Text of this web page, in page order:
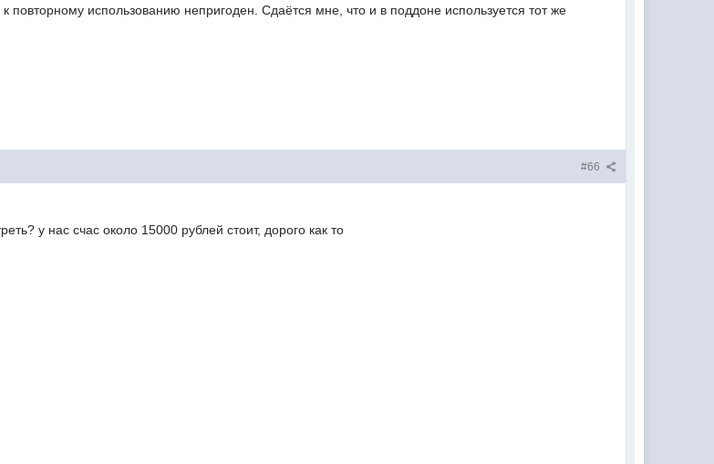
повторному использованию непригоден. Сдаётся мне, что и в поддоне используется тот же
#66
у нас счас около 15000 рублей стоит, дорого как то